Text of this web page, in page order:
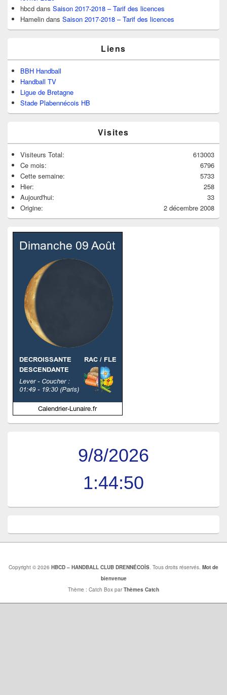
hbcd dans Saison 2017-2018 – Tarif des licences
Hamelin dans Saison 2017-2018 – Tarif des licences
Liens
BBH Handball
Handball TV
Ligue de Bretagne
Stade Plabennécois HB
Visites
613003
Visiteurs Total:
6796
Ce mois:
5733
Cette semaine:
258
Hier:
33
Aujourd'hui:
2 décembre 2008
Origine:
9/8/2026
1:44:51
Copyright © 2026 HBCD – HANDBALL CLUB DRENNÉCOİS. Tous droits réservés. Mot de
bienvenue
Thème : Catch Box parThèmes Catch